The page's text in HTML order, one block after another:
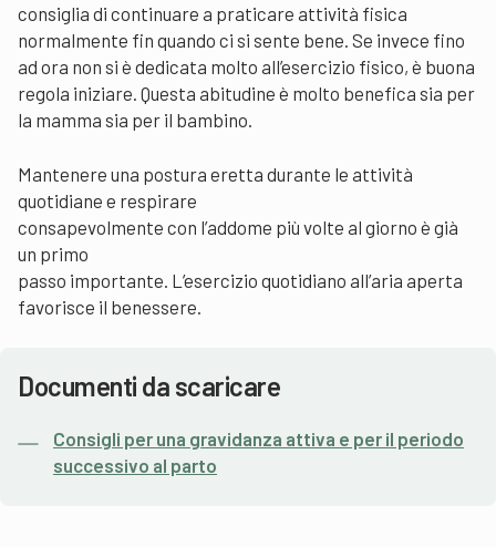
consiglia di continuare a praticare attività fisica
normalmente fin quando ci si sente bene. Se invece fino
ad ora non si è dedicata molto all’esercizio fisico, è buona
regola iniziare. Questa abitudine è molto benefica sia per
la mamma sia per il bambino.
Mantenere una postura eretta durante le attività
quotidiane e respirare
consapevolmente con l’addome più volte al giorno è già
un primo
passo importante. L’esercizio quotidiano all’aria aperta
favorisce il benessere.
Documenti da scaricare
Consigli per una gravidanza attiva e per il periodo
successivo al parto